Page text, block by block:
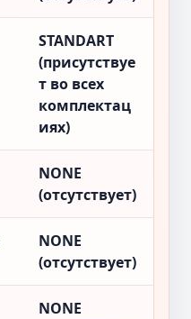
STANDART
(присутствуе
т во всех
комплектац
иях)
NONE
(отсутствует)
NONE
(отсутствует)
NONE